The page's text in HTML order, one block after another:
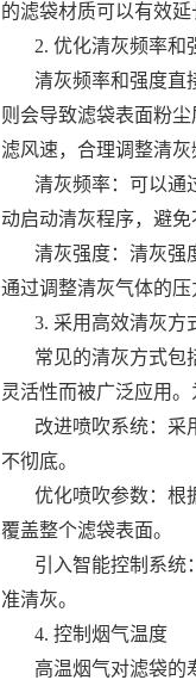
的滤袋材质可以有效
2. 优化清灰频率和
清灰频率和强度直
则会导致滤袋表面粉
滤风速，合理调整清灰
清灰频率：可以通
动启动清灰程序，避免
清灰强度：清灰强
通过调整清灰气体的压
3. 采用高效清灰方
常见的清灰方式包
灵活性而被广泛应用
改进喷吹系统：采
不彻底。
优化喷吹参数：根
覆盖整个滤袋表面。
引入智能控制系统
准清灰。
4. 控制烟气温度
高温烟气对滤袋的